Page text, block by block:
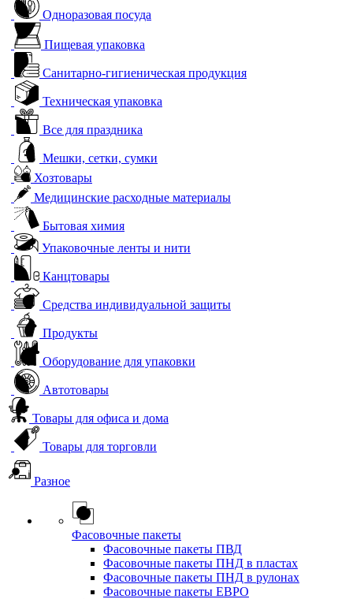
Одноразовая посуда
Пищевая упаковка
Санитарно-гигиеническая продукция
Техническая упаковка
Все для праздника
Мешки, сетки, сумки
Хозтовары
Медицинские расходные материалы
Бытовая химия
Упаковочные ленты и нити
Канцтовары
Средства индивидуальной защиты
Продукты
Оборудование для упаковки
Автотовары
Товары для офиса и дома
Товары для торговли
Разное
Фасовочные пакеты
Фасовочные пакеты ПВД
Фасовочные пакеты ПНД в пластах
Фасовочные пакеты ПНД в рулонах
Фасовочные пакеты ЕВРО